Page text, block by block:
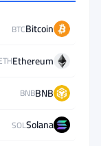
⇄
TO
Bitcoin
BTC
Ethereum
BNB
BNB
Solana
SOL